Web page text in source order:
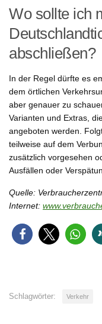
Wo sollte ich
abschließen?
In der Regel dürfte es
dem örtlichen
aber genauer zu
Varianten und Extras,
angeboten werden.
teilweise auf dem
zusätzlich vorgesehen
Ausfällen oder
Quelle:
Internet:
Schlagwörter: Verkehr